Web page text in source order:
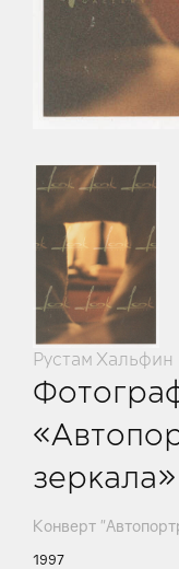
Рустам Хальфин
зеркала»
Конверт
1997